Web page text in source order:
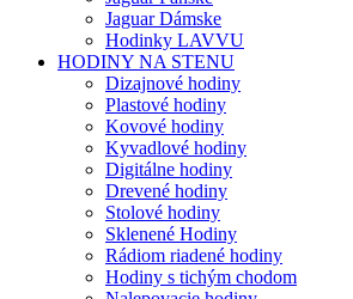
Jaguar Dámske
Hodinky LAVVU
HODINY NA STENU
Dizajnové hodiny
Plastové hodiny
Kovové hodiny
Kyvadlové hodiny
Digitálne hodiny
Drevené hodiny
Stolové hodiny
Sklenené Hodiny
Rádiom riadené hodiny
Hodiny s tichým chodom